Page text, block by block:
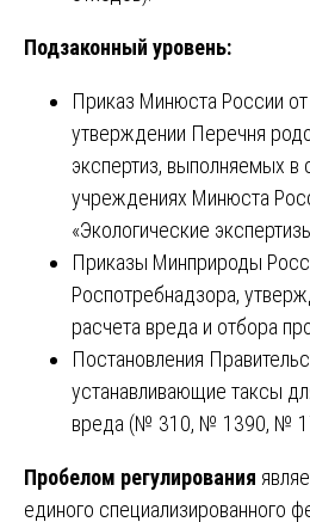
Подзаконный уровень:
Приказ Минюста России
утверждении Перечня
экспертиз, выполняемых в
учреждениях Минюста
«Экологические
Приказы Минприроды
Роспотребнадзора,
расчета вреда и отбора
Постановления
устанавливающие таксы
вреда (№ 310, № 1390, №
Пробелом регулирования
единого специализированного